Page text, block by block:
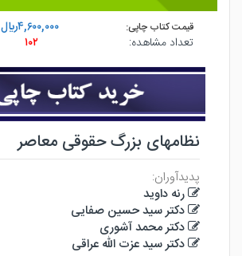
قیمت کتاب چاپی:
۴,۶۰۰,۰۰۰ريال
تعداد مشاهده:
۱۰۲
نظامهای بزرگ حقوقی معاصر
پدیدآوران:
رنه داوید
دکتر سید حسین صفایی
دکتر محمد آشوری
دکتر سید عزت الله عراقی